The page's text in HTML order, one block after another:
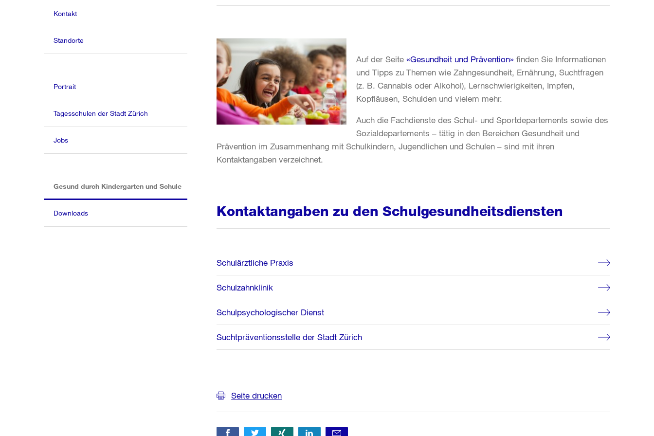
Auf der Seite«Gesundheit und Prävention» finden Sie Informationen
und Tipps zu Themen wie Zahngesundheit, Ernährung, Suchtfragen
(z. B. Cannabis oder Alkohol), Lernschwierigkeiten, Impfen,
Kopfläusen, Schulden und vielem mehr.
Auch die Fachdienste des Schul- und Sportdepartements sowie des
Sozialdepartements – tätig in den Bereichen Gesundheit und
Prävention im Zusammenhang mit Schulkindern, Jugendlichen und Schulen – sind mit ihren
Kontaktangaben verzeichnet.
Kontaktangaben zu den Schulgesundheitsdiensten
Schulärztliche Praxis
Schulzahnklinik
Schulpsychologischer Dienst
Suchtpräventionsstelle der Stadt Zürich
Seite drucken
Kontakt
Standorte
Portrait
Tagesschulen der Stadt Zürich
Jobs
Gesund durch Kindergarten und Schule(aktiv)
Downloads